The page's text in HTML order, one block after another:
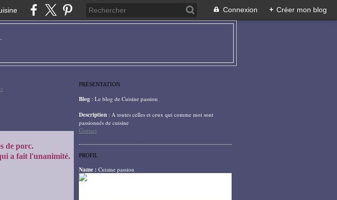
Connexion + Créer mon blog
de porc.
a fait l'unanimité.
PRÉSENTATION
Blog : Le blog de Cuisine passion
Description : A toutes celles et ceux qui comme moi sont
passionnés de cuisine
Contact
PROFIL
Name : Cuisine passion